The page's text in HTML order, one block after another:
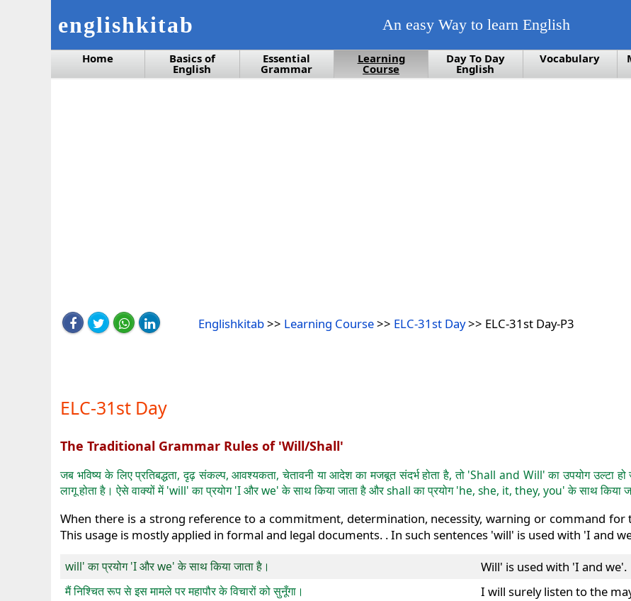
englishkitab An easy Way to learn English
Home Basics of
English
Essential
Grammar
Learning
Course
Day To Day
English
Vocabulary
Englishkitab>> Learning Course>> ELC-31st Day>> ELC-31st Day-P3
ELC-31st Day
The Traditional Grammar Rules of 'Will/Shall'
जब भविष्य के लिए प्रतिबद्धता, दृढ़ संकल्प, आवश्यकता, चेतावनी या आदेश का मजबूत संदर्भ होता है, तो 'Shall and Will' का उपयोग उल्टा
लागू होता है। ऐसे वाक्यों में 'will' का प्रयोग 'I और we' के साथ किया जाता है और shall का प्रयोग 'he, she, it, they, you' के साथ किया
When there is a strong reference to a commitment, determination, necessity, warning or command for
This usage is mostly applied in formal and legal documents. . In such sentences 'will' is used with 'I and
will' का प्रयोग 'I और we' के साथ किया जाता है। Will' is used with 'I and we'.
मैं निश्चित रूप से इस मामले पर महापौर के विचारों को सुनूँगा। I will surely listen to the